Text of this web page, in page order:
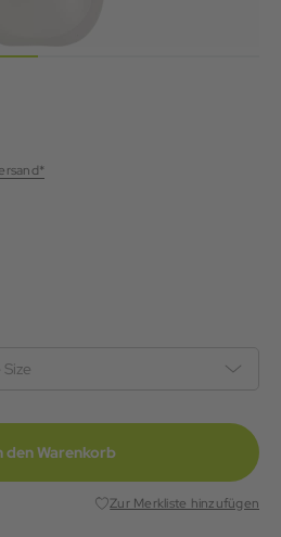
den Warenkorb
Zur Merkliste hinzufügen